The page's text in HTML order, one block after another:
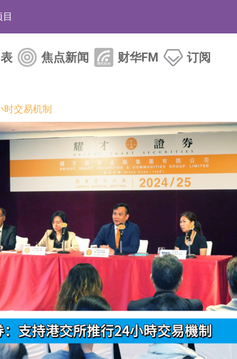
品基于国产CPU与GPU构建
美相关认证
式证券投资基金临时停牌
，九福来(08611.HK)跌21.01%
，辰兴发展(02286.HK)涨+64.91%
涨20.01%
对价的支付
公司泛半导体全产品线新签订单向好
焦点新闻 财华FM 订阅
时交易机制